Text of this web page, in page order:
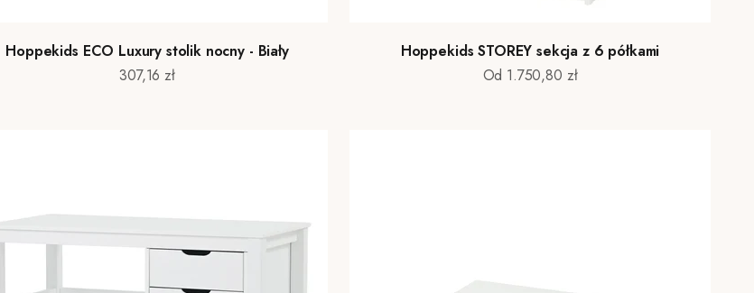
Hoppekids ECO Luxury stolik nocny - Biały
Cena promocyjna
307,16 zł
Hoppekids STOREY sekcja z 6 półkami
Cena promocyjna
Od 1.750,80 zł